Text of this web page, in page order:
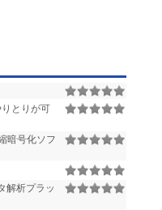
とりが可
暗号化ソフ
解析プラッ